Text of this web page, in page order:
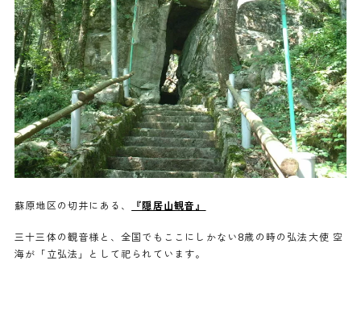
蘇原地区の切井にある、 『隠居山観音』
三十三体の観音様と、全国でもここにしかない8歳の時の弘法大使 空
海が「立弘法」として祀られています。